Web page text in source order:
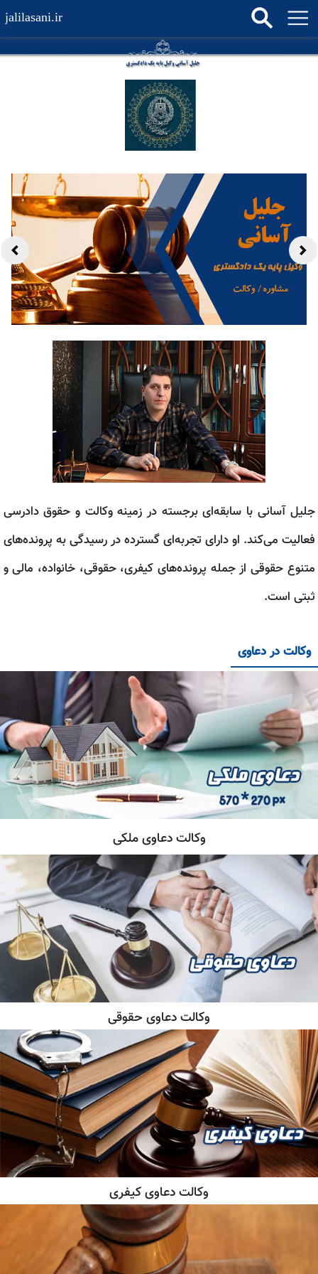
jalilasani.ir
جلیل آسانی با سابقه‌ای برجسته در زمینه وکالت و حقوق دادرسی
فعالیت می‌کند. او دارای تجربه‌ای گسترده در رسیدگی به پرونده‌های
متنوع حقوقی از جمله پرونده‌های کیفری، حقوقی، خانواده، مالی و
ثبتی است.
وکالت در دعاوی
وکالت دعاوی ملکی
وکالت دعاوی حقوقی
وکالت دعاوی کیفری